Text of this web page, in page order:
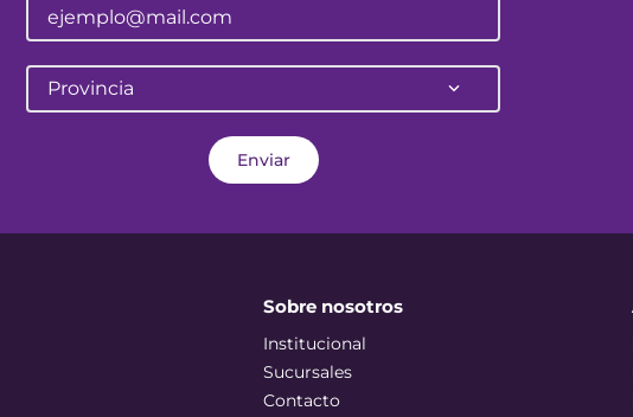
Provincia
Enviar
Sobre nosotros
Institucional
Sucursales
Contacto